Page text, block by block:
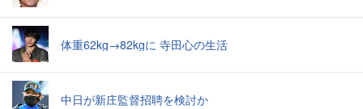
体重62kg→82kgに 寺田心の生活
中日が新庄監督招聘を検討か